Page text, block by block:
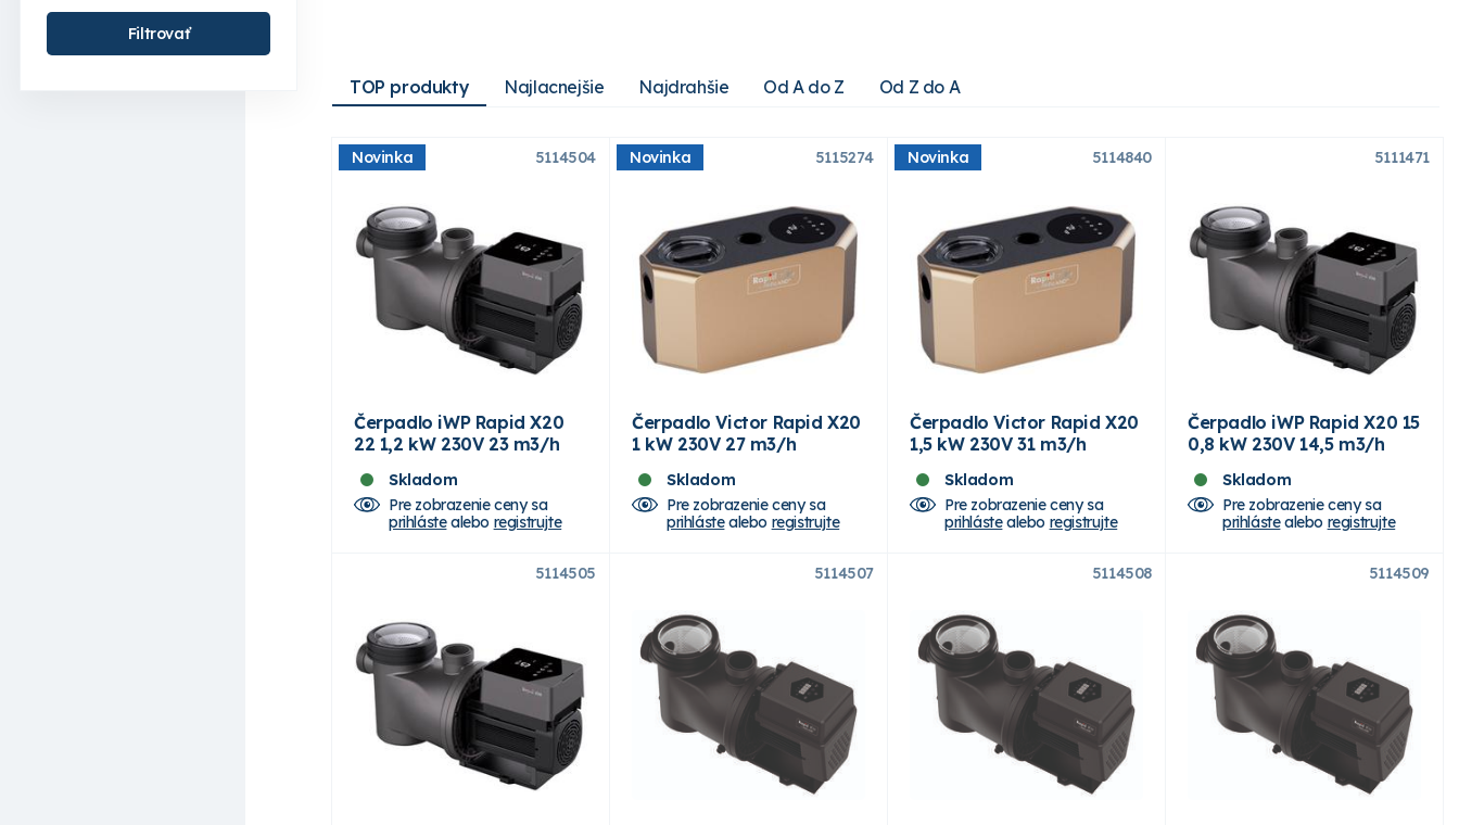
Filtrovať
TOP produkty Najlacnejšie Najdrahšie Od A do Z Od Z do A
Novinka 5114504
Čerpadlo iWP Rapid X20
22 1,2 kW 230V 23 m3/h
Skladom
Pre zobrazenie ceny sa
prihlástealebo registrujte
Novinka 5115274
Čerpadlo Victor Rapid X20
1 kW 230V 27 m3/h
Skladom
Pre zobrazenie ceny sa
prihlástealebo registrujte
Novinka 5114840
Čerpadlo Victor Rapid X20
1,5 kW 230V 31 m3/h
Skladom
Pre zobrazenie ceny sa
prihlástealebo registrujte
5111471
Čerpadlo iWP Rapid X20 15
0,8 kW 230V 14,5 m3/h
Skladom
Pre zobrazenie ceny sa
prihlástealebo registrujte
5114505 5114507 5114508 5114509